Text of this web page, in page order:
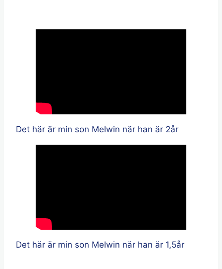
Det här är min son Melwin när han är 2år
Det här är min son Melwin när han är 1,5år